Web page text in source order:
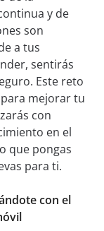
y de
son
a tus
sentirás
Este reto
mejorar tu
con
en el
que pongas
para ti.
con el